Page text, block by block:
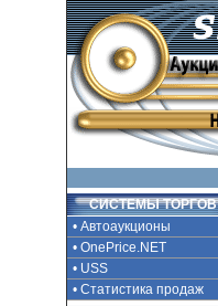
СИСТЕМЫ ТОРГОВ
• Автоаукционы
• OnePrice.NET
• USS
• Статистика продаж